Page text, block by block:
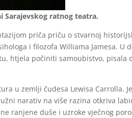
Sarajevskog ratnog teatra.
priča priču o stvarnoj
i filozofa Williama Jamesa. U
htjela počiniti samoubistvo, pisala
u zemlji čudesa Lewisa Carrolla.
narativ na više razina otkriva
ranjene duše i uzroke vječnog